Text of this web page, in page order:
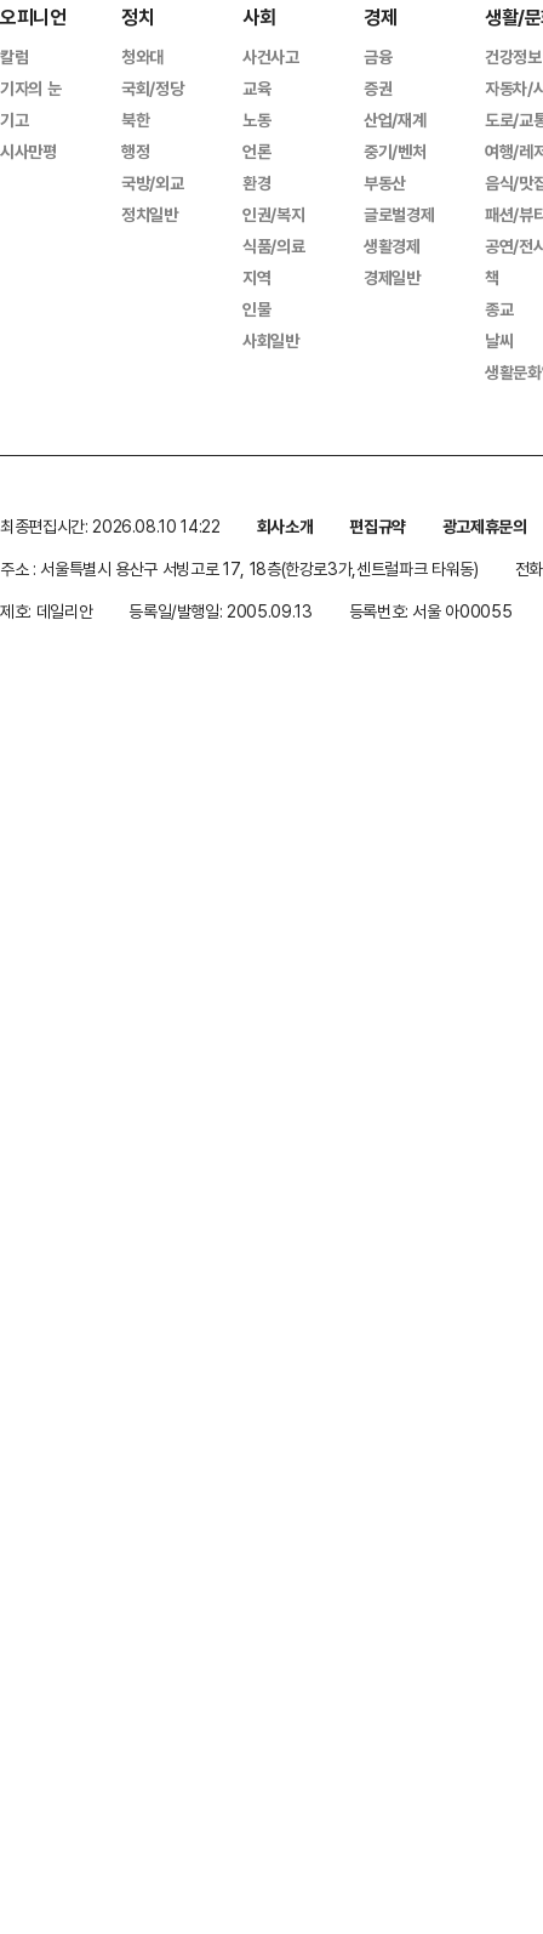
오피니언
칼럼
기자의 눈
기고
시사만평
정치
청와대
국회/정당
북한
행정
국방/외교
정치일반
사회
사건사고
교육
노동
언론
환경
인권/복지
식품/의료
지역
인물
사회일반
경제
금융
증권
산업/재계
중기/벤처
부동산
글로벌경제
생활경제
경제일반
생활/
건강정보
자동차/
도로/교
여행/레
음식/맛
패션/뷰
공연/전
책
종교
날씨
생활문
최종편집시간: 2026.08.10 14:22 회사소개 편집규약
광고제휴문의
주소 : 서울특별시 용산구 서빙고로 17, 18층(한강로3가,센트럴파크 타워동)
전
제호: 데일리안
등록일/발행일: 2005.09.13 등록번호: 서울 아00055